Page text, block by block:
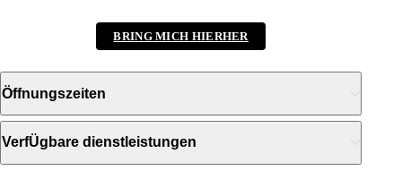
BRING MICH HIERHER
Öffnungszeiten
VerfÜgbare dienstleistungen